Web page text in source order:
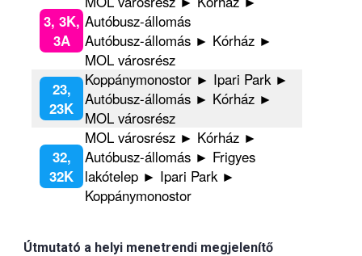
3, 3K,
3A
Autóbusz-állomás
Autóbusz-állomás ► Kórház ►
MOL városrész
23,
23K
Koppánymonostor ► Ipari Park ►
Autóbusz-állomás ► Kórház ►
MOL városrész
32,
32K
MOL városrész ► Kórház ►
Autóbusz-állomás ► Frigyes
lakótelep ► Ipari Park ►
Koppánymonostor
Útmutató a helyi menetrendi megjelenítő